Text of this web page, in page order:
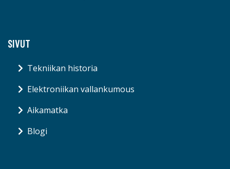
SIVUT
Tekniikan historia
Elektroniikan vallankumous
Aikamatka
Blogi